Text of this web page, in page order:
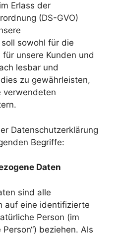
Erlass der
(DS-GVO)
sowohl für die
unsere Kunden und
lesbar und
zu gewährleisten,
verwendeten
Datenschutzerklärung
Begriffe:
Daten
sind alle
auf eine identifizierte
Person (im
beziehen. Als